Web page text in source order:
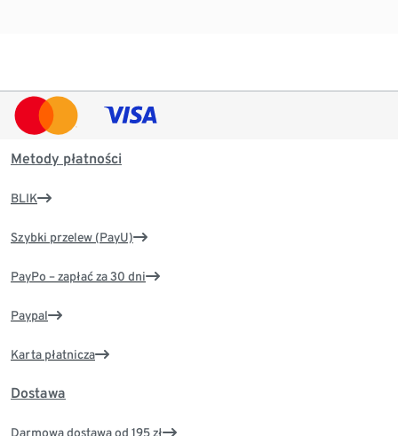
Metody płatności
BLIK
Szybki przelew (PayU)
PayPo – zapłać za 30 dni
Paypal
Karta płatnicza
Dostawa
Darmowa dostawa od 195 zł